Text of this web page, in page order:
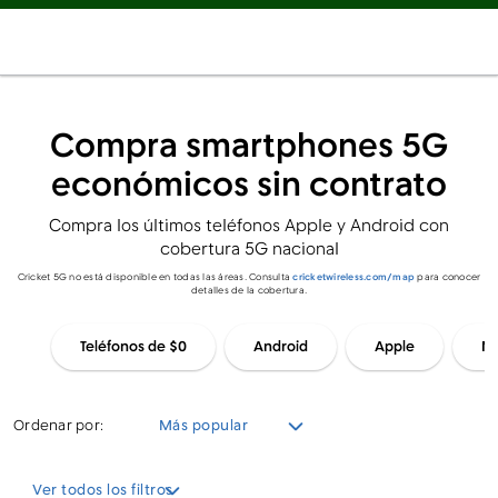
Compra smartphones 5G
económicos sin contrato
Compra los últimos teléfonos Apple y Android con
cobertura 5G nacional
Cricket 5G no está disponible en todas las áreas. Consultacricketwireless.com/mappara conocer
detalles de la cobertura.
Teléfonos de $0 Android Apple
Ordenar por: Más popular
Ver todos los filtros